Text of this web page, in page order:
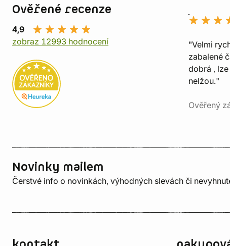
Ověřené recenze
4,9
zobraz 12993 hodnocení
"Velmi
zabalené
dobrá ,
nelžou."
Ověřený
Novinky mailem
Čerstvé info o novinkách, výhodných slevách či